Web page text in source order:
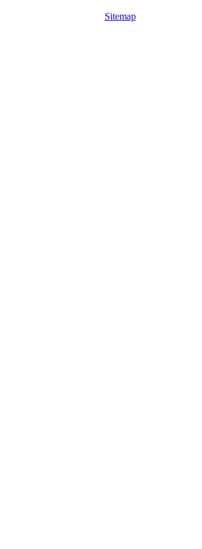
Sitemap